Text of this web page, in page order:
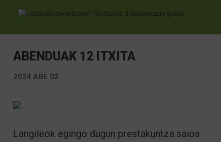
ABENDUAK 12 ITXITA
2024 ABE 02
Langileok egingo dugun prestakuntza saioa